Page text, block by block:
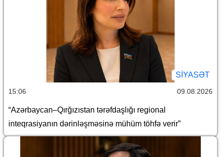
SİYASƏT
15:06 09.08.2026
“Azərbaycan–Qırğızıstan tərəfdaşlığı regional
inteqrasiyanın dərinləşməsinə mühüm töhfə verir”